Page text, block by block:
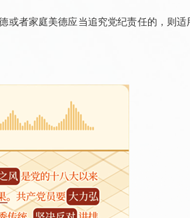
者家庭美德应当追究党纪责任的，则适